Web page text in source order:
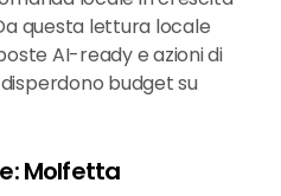
questa lettura locale
AI-ready e azioni di
budget su
Molfetta